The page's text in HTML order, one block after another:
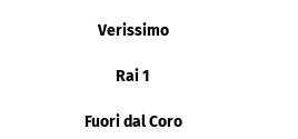
Verissimo
Rai 1
Fuori dal Coro